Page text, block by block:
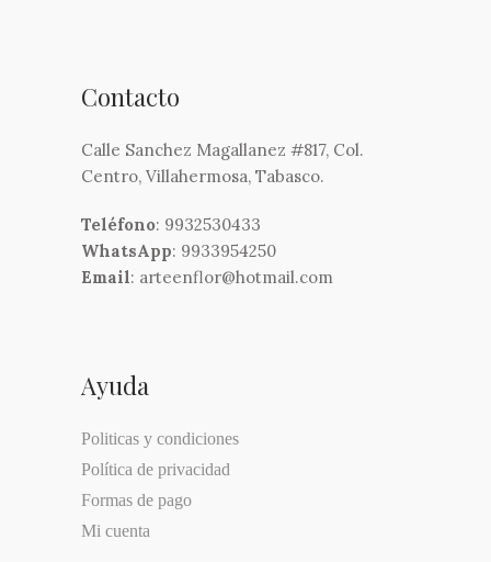
Contacto
Calle Sanchez Magallanez #817, Col.
Centro, Villahermosa, Tabasco.
Teléfono: 9932530433
WhatsApp: 9933954250
Email: arteenflor@hotmail.com
Ayuda
Politicas y condiciones
Política de privacidad
Formas de pago
Mi cuenta